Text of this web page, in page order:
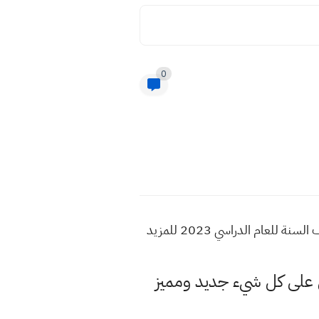
0
اسئلة واجوبة احياء ثالث متوسط نصف السنة 2023 اسئلة نصف السنة ٢٠٢٣ اسئلة واجوبة امتحانات نصف السنة للعام الدراسي 2023 للمزيد
كل شيء جديد ومميز